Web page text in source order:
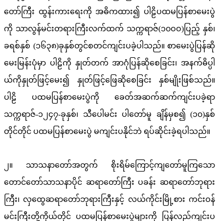
တော်ကြီး ထွန်းကားရေးကို အဓိကထား၍ ပါဠိပထမပြန်စာမေးပွဲ
ကို သာလွန်မင်းတရားကြီးလက်ထက် သက္ကရာဇ်(၁၀ဝဝ)ပြည့် နှစ်၊
ခရစ်နှစ် (၁၆၃၈)ခုနှစ်တွင်စတင်ကျင်းပခဲ့ပါသည်။ စာမေးပွဲပြန်ဆို
မေးမြန်းပုံမှာ ပါဠိကို နှုတ်တက် အာဂုံပြန်ဆိုစေခြင်း၊ အနက်ဓိပ္ပါ
ယ်ကိုနှုတ်ဖြင့်မေး၍ နှုတ်ဖြင့်ဖြေဆိုစေခြင်း နှစ်မျိုးဖြစ်သည်။
ပါဠိ ပထမပြန်စာမေးပွဲကို ခေတ်အဆက်ဆက်ကျင်းပခဲ့ရာ
သက္ကရာဇ်-၁၂၄၇-ခုနှစ်၊ သီပေါမင်း ပါတော်မူ ချိန်မှစ၍ (၁၀)နှစ်
တိုင်တိုင် ပထမပြန်စာမေးပွဲ မကျင်းပနိုင်ဘဲ ရပ်ဆိုင်းခဲ့ရပါသည်။
၂။ သာသနာတော်အတွက် စိုးရိမ်ကြောင့်ကျတော်မူကြသော
တောင်တော်သာသနာပိုင် ဆရာတော်ကြီး ပခန်း ဆရာတော်ဘုရား
ကြီး၊ လှထွေဆရာတော်ဘုရားကြီးနှင့် လယ်ကိုင်းမြို့စား ကင်းဝန်
မင်းကြီးတို့ကိုယ်တိုင် ပထမပြန်စာမေးပွဲများကို ပြန်လည်ကျင်းပ